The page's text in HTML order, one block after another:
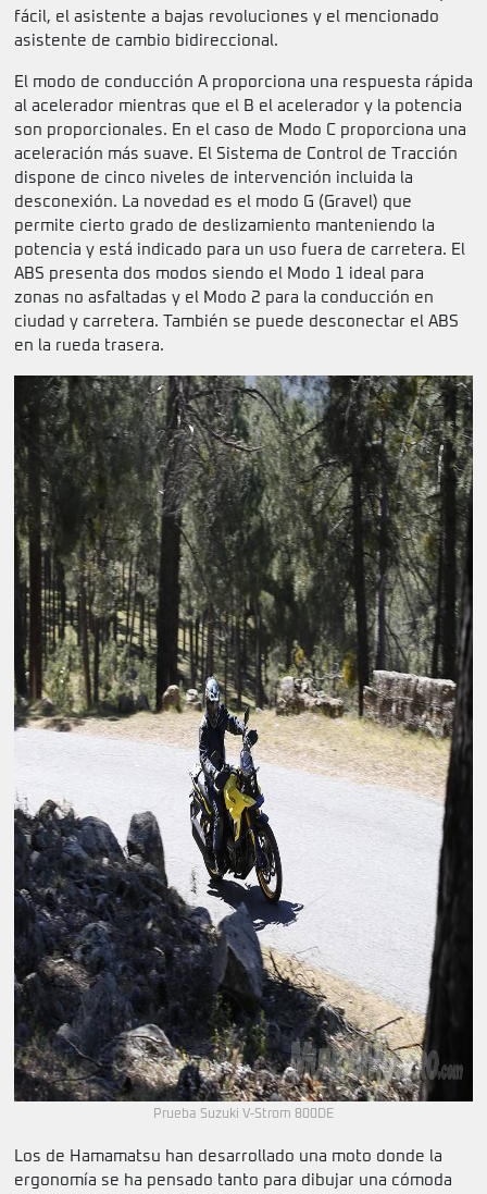
fácil, el asistente a bajas revoluciones y el mencionado
asistente de cambio bidireccional.
El modo de conducción A proporciona una respuesta rápida
al acelerador mientras que el B el acelerador y la potencia
son proporcionales. En el caso de Modo C proporciona una
aceleración más suave. El Sistema de Control de Tracción
dispone de cinco niveles de intervención incluida la
desconexión. La novedad es el modo G (Gravel) que
permite cierto grado de deslizamiento manteniendo la
potencia y está indicado para un uso fuera de carretera. El
ABS presenta dos modos siendo el Modo 1 ideal para
zonas no asfaltadas y el Modo 2 para la conducción en
ciudad y carretera. También se puede desconectar el ABS
en la rueda trasera.
Prueba Suzuki V-Strom 800DE
Los de Hamamatsu han desarrollado una moto donde la
ergonomía se ha pensado tanto para dibujar una cómoda